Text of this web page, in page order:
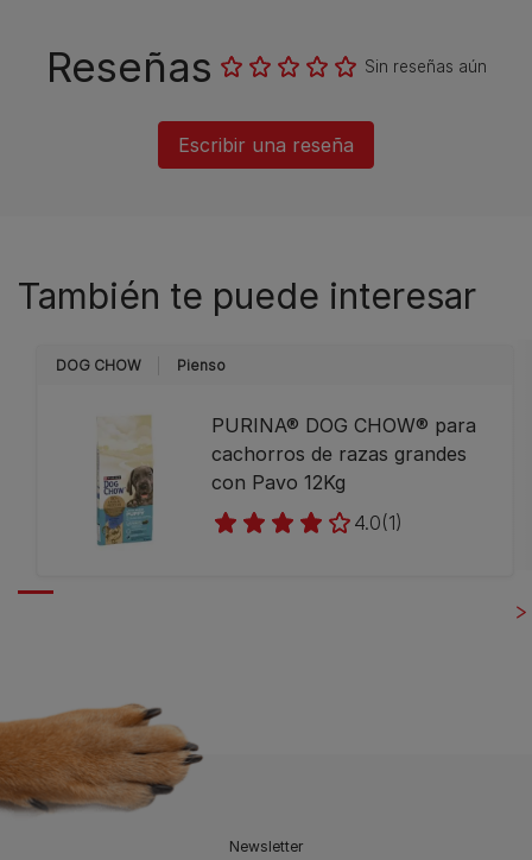
Reseñas Sin reseñas aún
Escribir una reseña
También te puede interesar
DOG CHOW Pienso
PURINA® DOG CHOW® para
cachorros de razas grandes
con Pavo 12Kg
4.0(1)
Newsletter